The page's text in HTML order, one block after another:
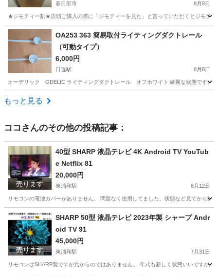
春日部市 8月8日
★ジモティー割★店頭ご購入の際に「ジモティーを見た」と言っていただくとジモテ
埼玉 春日部市 サカイ
OA253 363 簡易取付ライティングダクトレール
（可動タイプ）
6,000円
日進駅 8月8日
オーデリック ODELIC ライティングダクトレール オフホワイト 綺麗な状態です。
埼玉 さいたま市
もっと見る
ココ さんのその他の投稿記事：
売ります
40型 SHARP 液晶テレビ 4K Android TV YouTub
e Netflix 81
20,000円
東浦和駅 6月12日
リモコンの電池カバーがありません。 問題なく使用してました。状態など見てから
埼玉 さいたま市 東浦和駅 テレビ
売ります
SHARP 50型 液晶テレビ 2023年製 シャープ Andr
oid TV 91
45,000円
東浦和駅 7月31日
リモコンはSHARP製ですが元からのではありません。 年式も新しく状態いいですが